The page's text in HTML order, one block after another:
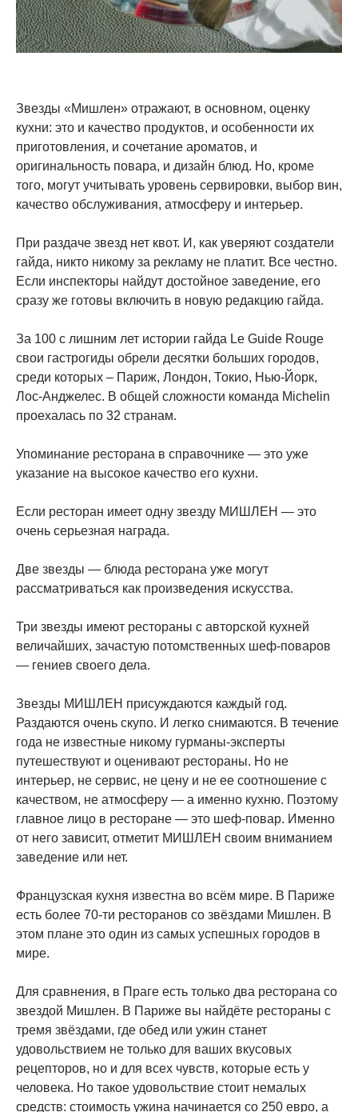
Звезды «Мишлен» отражают, в основном, оценку
кухни: это и качество продуктов, и особенности их
приготовления, и сочетание ароматов, и
оригинальность повара, и дизайн блюд. Но, кроме
того, могут учитывать уровень сервировки, выбор вин,
качество обслуживания, атмосферу и интерьер.
При раздаче звезд нет квот. И, как уверяют создатели
гайда, никто никому за рекламу не платит. Все честно.
Если инспекторы найдут достойное заведение, его
сразу же готовы включить в новую редакцию гайда.
За 100 с лишним лет истории гайда Le Guide Rouge
свои гастрогиды обрели десятки больших городов,
среди которых – Париж, Лондон, Токио, Нью-Йорк,
Лос-Анджелес. В общей сложности команда Michelin
проехалась по 32 странам.
Упоминание ресторана в справочнике — это уже
указание на высокое качество его кухни.
Если ресторан имеет одну звезду МИШЛЕН — это
очень серьезная награда.
Две звезды — блюда ресторана уже могут
рассматриваться как произведения искусства.
Три звезды имеют рестораны с авторской кухней
величайших, зачастую потомственных шеф-поваров
— гениев своего дела.
Звезды МИШЛЕН присуждаются каждый год.
Раздаются очень скупо. И легко снимаются. В течение
года не известные никому гурманы-эксперты
путешествуют и оценивают рестораны. Но не
интерьер, не сервис, не цену и не ее соотношение с
качеством, не атмосферу — а именно кухню. Поэтому
главное лицо в ресторане — это шеф-повар. Именно
от него зависит, отметит МИШЛЕН своим вниманием
заведение или нет.
Французская кухня известна во всём мире. В Париже
есть более 70-ти ресторанов со звёздами Мишлен. В
этом плане это один из самых успешных городов в
мире.
Для сравнения, в Праге есть только два ресторана со
звездой Мишлен. В Париже вы найдёте рестораны с
тремя звёздами, где обед или ужин станет
удовольствием не только для ваших вкусовых
рецепторов, но и для всех чувств, которые есть у
человека. Но такое удовольствие стоит немалых
средств: стоимость ужина начинается со 250 евро, а